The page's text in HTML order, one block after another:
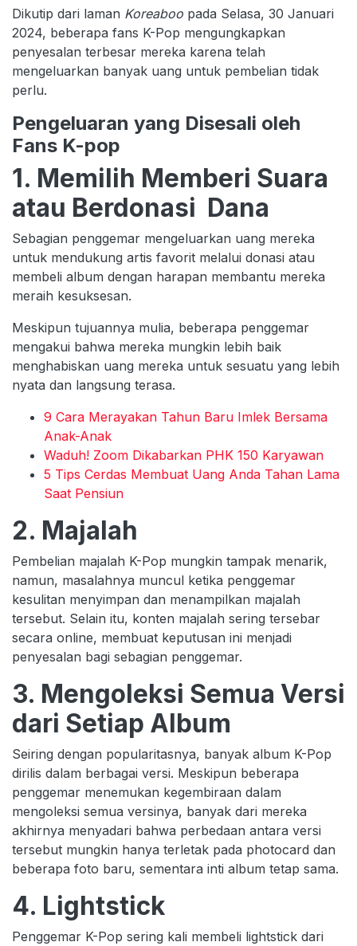
Dikutip dari laman Koreaboo pada Selasa, 30 Januari
2024, beberapa fans K-Pop mengungkapkan
penyesalan terbesar mereka karena telah
mengeluarkan banyak uang untuk pembelian tidak
perlu.
Pengeluaran yang Disesali oleh
Fans K-pop
1. Memilih Memberi Suara
atau Berdonasi Dana
Sebagian penggemar mengeluarkan uang mereka
untuk mendukung artis favorit melalui donasi atau
membeli album dengan harapan membantu mereka
meraih kesuksesan.
Meskipun tujuannya mulia, beberapa penggemar
mengakui bahwa mereka mungkin lebih baik
menghabiskan uang mereka untuk sesuatu yang lebih
nyata dan langsung terasa.
9 Cara Merayakan Tahun Baru Imlek Bersama
Anak-Anak
Waduh! Zoom Dikabarkan PHK 150 Karyawan
5 Tips Cerdas Membuat Uang Anda Tahan Lama
Saat Pensiun
2. Majalah
Pembelian majalah K-Pop mungkin tampak menarik,
namun, masalahnya muncul ketika penggemar
kesulitan menyimpan dan menampilkan majalah
tersebut. Selain itu, konten majalah sering tersebar
secara online, membuat keputusan ini menjadi
penyesalan bagi sebagian penggemar.
3. Mengoleksi Semua Versi
dari Setiap Album
Seiring dengan popularitasnya, banyak album K-Pop
dirilis dalam berbagai versi. Meskipun beberapa
penggemar menemukan kegembiraan dalam
mengoleksi semua versinya, banyak dari mereka
akhirnya menyadari bahwa perbedaan antara versi
tersebut mungkin hanya terletak pada photocard dan
beberapa foto baru, sementara inti album tetap sama.
4. Lightstick
Penggemar K-Pop sering kali membeli lightstick dari